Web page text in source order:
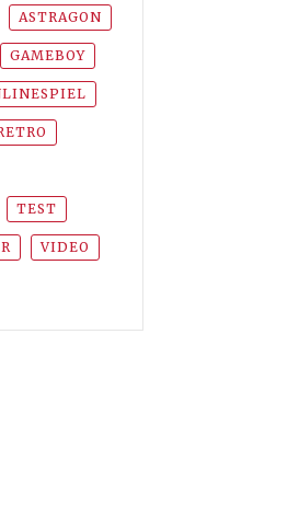
ASTRAGON
GAMEBOY
TEST
VIDEO